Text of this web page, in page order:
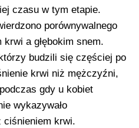
czasu w tym etapie.
porównywalnego
a głębokim snem.
budzili się częściej po
krwi niż mężczyźni,
gdy u kobiet
wykazywało
ciśnieniem krwi.